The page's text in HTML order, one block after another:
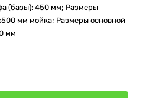
(базы): 450 мм; Размеры
мм мойка; Размеры основной
мм